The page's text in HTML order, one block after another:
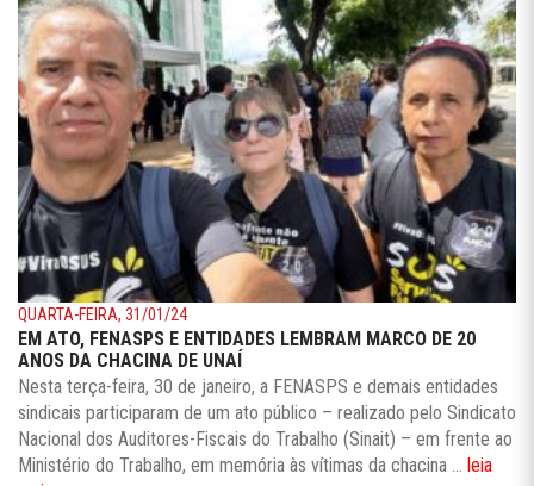
QUARTA-FEIRA, 31/01/24
EM ATO, FENASPS E ENTIDADES LEMBRAM MARCO DE 20
ANOS DA CHACINA DE UNAÍ
Nesta terça-feira, 30 de janeiro, a FENASPS e demais entidades
sindicais participaram de um ato público – realizado pelo Sindicato
Nacional dos Auditores-Fiscais do Trabalho (Sinait) – em frente ao
Ministério do Trabalho, em memória às vítimas da chacina ... leia